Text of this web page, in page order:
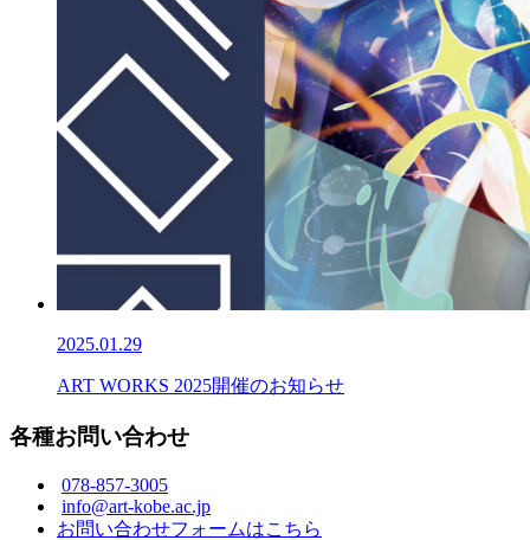
2025.01.29
ART WORKS 2025開催のお知らせ
各種お問い合わせ
078-857-3005
info@art-kobe.ac.jp
お問い合わせフォームはこちら